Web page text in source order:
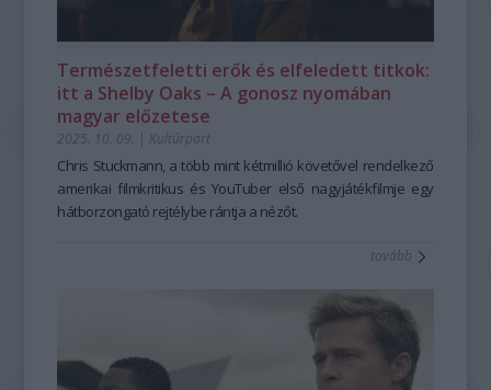
Természetfeletti erők és elfeledett titkok:
itt a Shelby Oaks – A gonosz nyomában
magyar előzetese
2025. 10. 09. | Kultúrpart
Chris Stuckmann, a több mint kétmillió követővel rendelkező
amerikai filmkritikus és YouTuber első nagyjátékfilmje egy
hátborzongató rejtélybe rántja a nézőt.
tovább